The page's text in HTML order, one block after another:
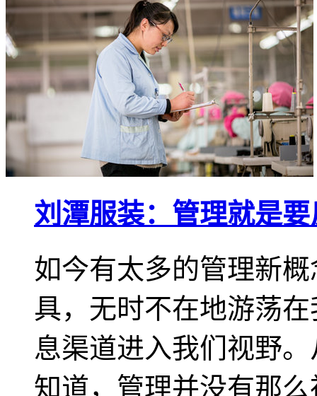
刘潭服装：管理就是
如今有太多的管理新
具，无时不在地游荡
息渠道进入我们视野
知道，管理并没有那